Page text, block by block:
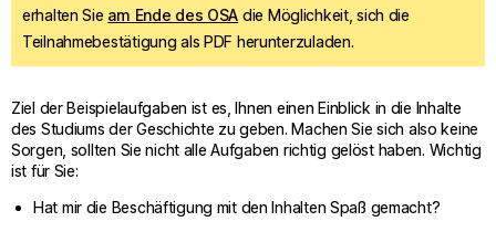
erhalten Sie am Ende des OSA die Möglichkeit, sich die
Teilnahmebestätigung als PDF herunterzuladen.
Ziel der Beispielaufgaben ist es, Ihnen einen Einblick in die Inhalte
des Studiums der Geschichte zu geben. Machen Sie sich also keine
Sorgen, sollten Sie nicht alle Aufgaben richtig gelöst haben. Wichtig
ist für Sie:
Hat mir die Beschäftigung mit den Inhalten Spaß gemacht?